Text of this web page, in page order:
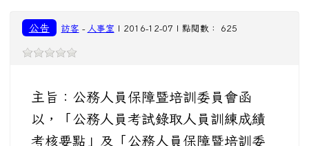
公告 訪客 - 人事室 | 2016-12-07 | 點閱數： 625
主旨：公務人員保障暨培訓委員會函
以，「公務人員考試錄取人員訓練成績
考核要點」及「公務人員保障暨培訓委